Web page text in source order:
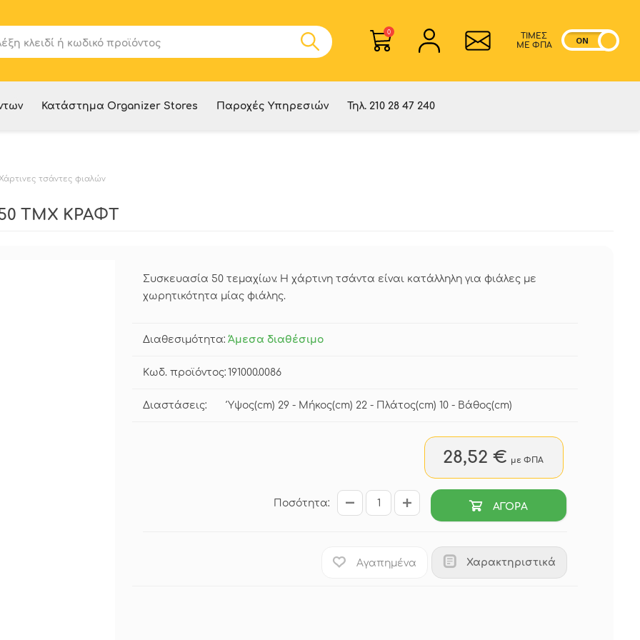
0
ΤΙΜΕΣ
ME ΦΠΑ
ON
Κατάστημα Organizer Stores Παροχές Υπηρεσιών Τηλ. 210 28 47 240
τσάντες φιαλών
ΤΜΧ ΚΡΑΦΤ
Συσκευασία 50 τεμαχίων. Η χάρτινη τσάντα είναι κατάλληλη για φιάλες με
χωρητικότητα μίας φιάλης.
Διαθεσιμότητα: Άμεσα διαθέσιμο
Κωδ. προϊόντος: 191000.0086
Διαστάσεις: Ύψος(cm) 29 - Μήκος(cm) 22 - Πλάτος(cm) 10 - Βάθος(cm)
28,52 € με ΦΠΑ
Ποσότητα: ΑΓΟΡΑ
Αγαπημένα Χαρακτηριστικά